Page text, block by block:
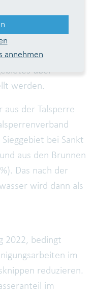
des
und
Die Leitung
die Versorgung
über
werden.
aus der Talsperre
bei Sankt
aus den Brunnen
Das nach der
wird dann als
2022, bedingt
im
reduzieren.
im
annehmen